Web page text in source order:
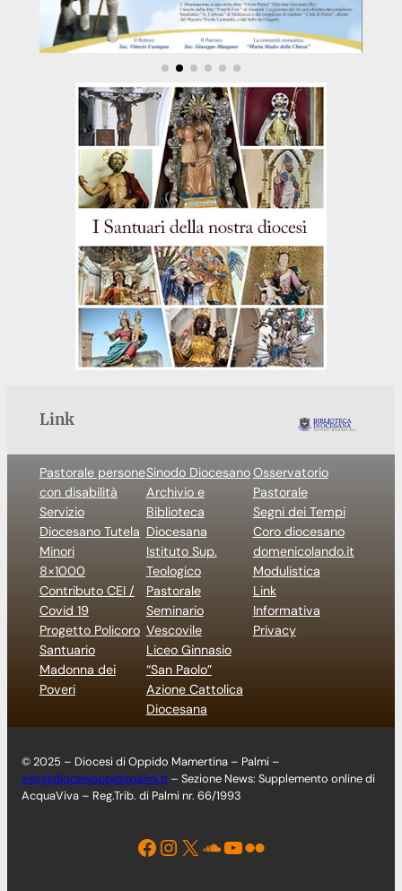
Link
Pastorale persone
con disabilità
Servizio
Diocesano Tutela
Minori
8×1000
Contributo CEI /
Covid 19
Progetto Policoro
Santuario
Madonna dei
Poveri
Sinodo Diocesano
Archivio e
Biblioteca
Diocesana
Istituto Sup.
Teologico
Pastorale
Seminario
Vescovile
Liceo Ginnasio
“San Paolo”
Azione Cattolica
Diocesana
Osservatorio
Pastorale
Segni dei Tempi
Coro diocesano
domenicolando.it
Modulistica
Link
Informativa
Privacy
© 2025 – Diocesi di Oppido Mamertina – Palmi –
info@diocesioppidopalmi.it – Sezione News: Supplemento online di
AcquaViva – Reg.Trib. di Palmi nr. 66/1993
Facebook Instagram X Soundcloud YouTube Flickr